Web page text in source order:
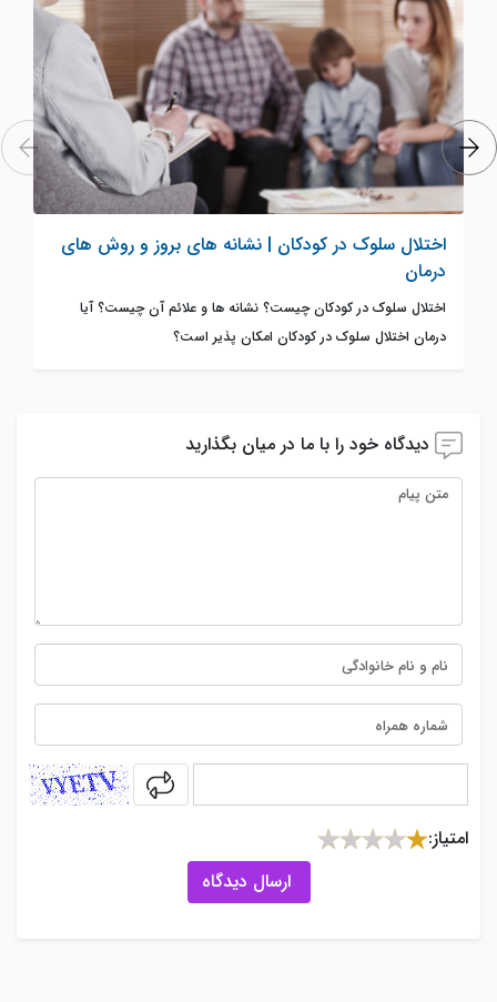
اختلال سلوک در کودکان | نشانه های بروز و روش های
درمان
اختلال سلوک در کودکان چیست؟ نشانه ها و علائم آن چیست؟ آیا
درمان اختلال سلوک در کودکان امکان پذیر است؟
دیدگاه خود را با ما در میان بگذارید
امتیاز:
ارسال دیدگاه